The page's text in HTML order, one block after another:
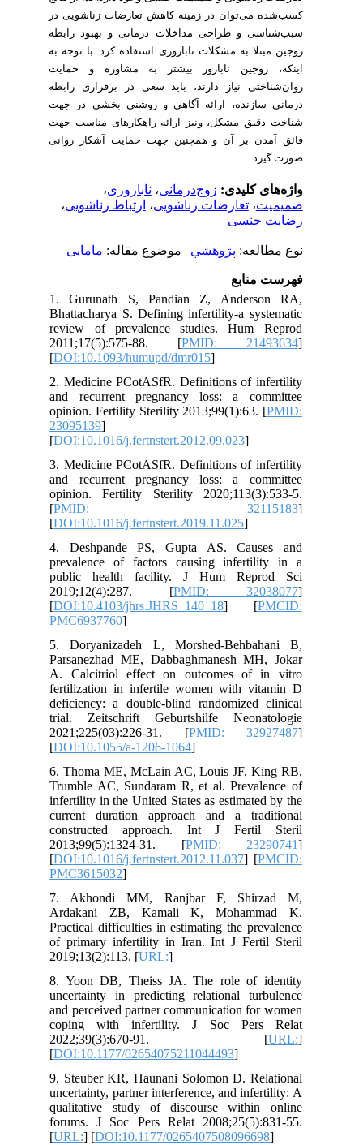
کسب‌شده می‌توان در زمینه کاهش تعارضات زناشویی در
سبب‌شناسی و طراحی مداخلات درمانی و بهبود رابطه
زوجین مبتلا به مشکلات ناباروری استفاده کرد. با توجه به
اینکه، زوجین نابارور بیشتر به مشاوره و حمایت
روان‌شناختی نیاز دارند، باید سعی در برقراری رابطه
درمانی سازنده، ارائه آگاهی و روشنی بخشی در جهت
شناخت دقیق مشکل، ونیز ارائه راهکارهای مناسب جهت
فائق آمدن بر آن و همچنین جهت حمایت آشکار روانی
صورت گیرد.
واژه‌های کلیدی:زوج‌درمانی،ناباروری،
صمیمیت،تعارضات زناشویی،ارتباط زناشویی،
رضایت جنسی
نوع مطالعه:پژوهشي| موضوع مقاله:مامایی
فهرست منابع
1. Gurunath S, Pandian Z, Anderson RA,
Bhattacharya S. Defining infertility-a systematic
review of prevalence studies. Hum Reprod
2011;17(5):575-88. [PMID: 21493634
[DOI:10.1093/humupd/dmr015
2. Medicine PCotASfR. Definitions of infertility
and recurrent pregnancy loss: a committee
opinion. Fertility Sterility 2013;99(1):63. [PMID:
23095139
[DOI:10.1016/j.fertnstert.2012.09.023
3. Medicine PCotASfR. Definitions of infertility
and recurrent pregnancy loss: a committee
opinion. Fertility Sterility 2020;113(3):533-5.
[PMID: 32115183
[DOI:10.1016/j.fertnstert.2019.11.025
4. Deshpande PS, Gupta AS. Causes and
prevalence of factors causing infertility in a
public health facility. J Hum Reprod Sci
2019;12(4):287. [PMID: 32038077
[DOI:10.4103/jhrs.JHRS_140_18 ] [PMCID:
PMC6937760
5. Doryanizadeh L, Morshed-Behbahani B,
Parsanezhad ME, Dabbaghmanesh MH, Jokar
A. Calcitriol effect on outcomes of in vitro
fertilization in infertile women with vitamin D
deficiency: a double-blind randomized clinical
trial. Zeitschrift Geburtshilfe Neonatologie
2021;225(03):226-31. [PMID: 32927487
[DOI:10.1055/a-1206-1064
6. Thoma ME, McLain AC, Louis JF, King RB,
Trumble AC, Sundaram R, et al. Prevalence of
infertility in the United States as estimated by the
current duration approach and a traditional
constructed approach. Int J Fertil Steril
2013;99(5):1324-31. [PMID: 23290741
[DOI:10.1016/j.fertnstert.2012.11.037 ] [PMCID:
PMC3615032
7. Akhondi MM, Ranjbar F, Shirzad M,
Ardakani ZB, Kamali K, Mohammad K.
Practical difficulties in estimating the prevalence
of primary infertility in Iran. Int J Fertil Steril
2019;13(2):113. [URL:
8. Yoon DB, Theiss JA. The role of identity
uncertainty in predicting relational turbulence
and perceived partner communication for women
coping with infertility. J Soc Pers Relat
2022;39(3):670-91. [URL:
[DOI:10.1177/02654075211044493
9. Steuber KR, Haunani Solomon D. Relational
uncertainty, partner interference, and infertility: A
qualitative study of discourse within online
forums. J Soc Pers Relat 2008;25(5):831-55.
[URL:] [DOI:10.1177/0265407508096698